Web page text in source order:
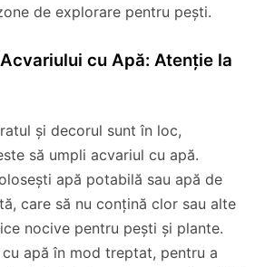
de explorare pentru pești.
cu Apă: Atenție la
și decorul sunt în loc,
să umpli acvariul cu apă.
apă potabilă sau apă de
care să nu conțină clor sau alte
nocive pentru pești și plante.
apă în mod treptat, pentru a